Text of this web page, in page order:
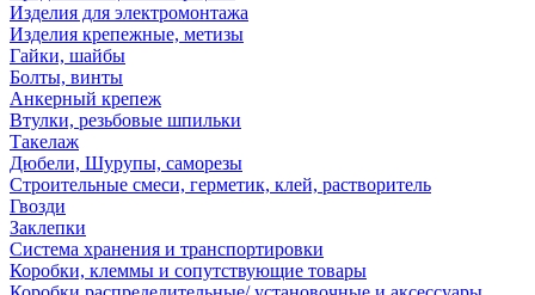
Изделия для электромонтажа
Изделия крепежные, метизы
Гайки, шайбы
Болты, винты
Анкерный крепеж
Втулки, резьбовые шпильки
Такелаж
Дюбели, Шурупы, саморезы
Строительные смеси, герметик, клей, растворитель
Гвозди
Заклепки
Система хранения и транспортировки
Коробки, клеммы и сопутствующие товары